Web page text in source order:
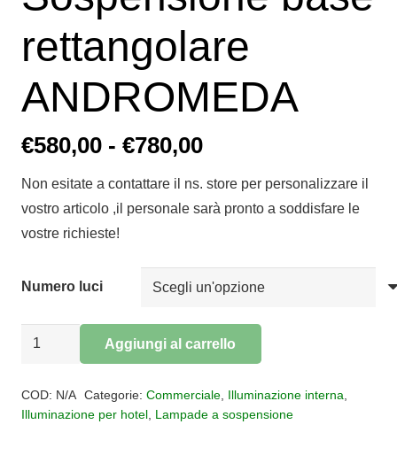
rettangolare
ANDROMEDA
€580,00 - €780,00Fascia
prezzo:
da
a
€780,00
Non esitate a contattare il ns. store per personalizzare il
vostro articolo ,il personale sarà pronto a soddisfare le
vostre richieste!
Numero luci
Sospensione
ANDROMEDA
Aggiungi al carrello
COD: N/A Categorie: Commerciale, Illuminazione interna
Illuminazione per hotel Lampade a sospensione